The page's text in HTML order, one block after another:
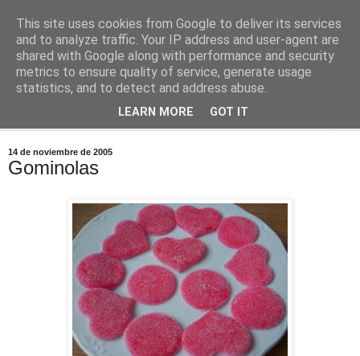
Comoju
La Cocina del Día a Día y el día a día de la Gastronomía
14 de noviembre de 2005
Gominolas
This site uses cookies from Google to deliver its services
and to analyze traffic. Your IP address and user-agent are
shared with Google along with performance and security
metrics to ensure quality of service, generate usage
statistics, and to detect and address abuse.
LEARN MORE GOT IT